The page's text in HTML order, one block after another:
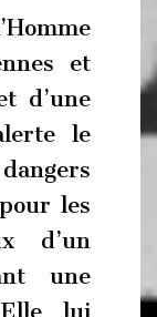
et
d’une
le
les
d’un
une
lui